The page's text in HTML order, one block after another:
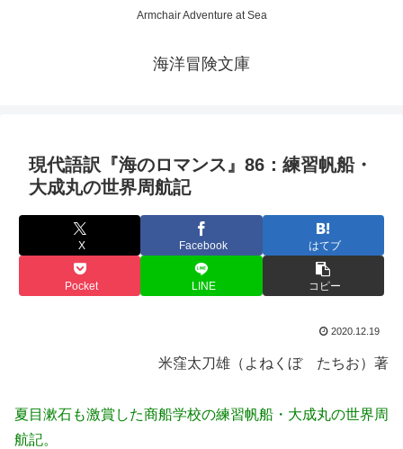
Armchair Adventure at Sea
海洋冒険文庫
現代語訳『海のロマンス』86：練習帆船・
大成丸の世界周航記
X Facebook はてブ
Pocket LINE コピー
2020.12.19
米窪太刀雄（よねくぼ たちお）著
夏目漱石も激賞した商船学校の練習帆船・大成丸の世界周
航記。